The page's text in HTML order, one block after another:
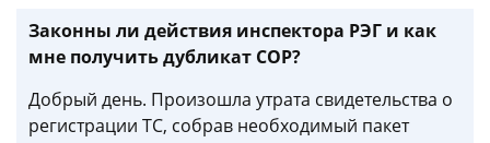
Законны ли действия инспектора РЭГ и как
мне получить дубликат СОР?
Добрый день. Произошла утрата свидетельства о
регистрации ТС, собрав необходимый пакет